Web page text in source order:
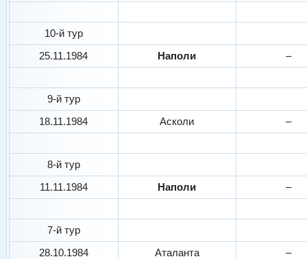
10-й тур
25.11.1984
Наполи –
9-й тур
18.11.1984
Асколи –
8-й тур
11.11.1984
Наполи –
7-й тур
28.10.1984
Аталанта –